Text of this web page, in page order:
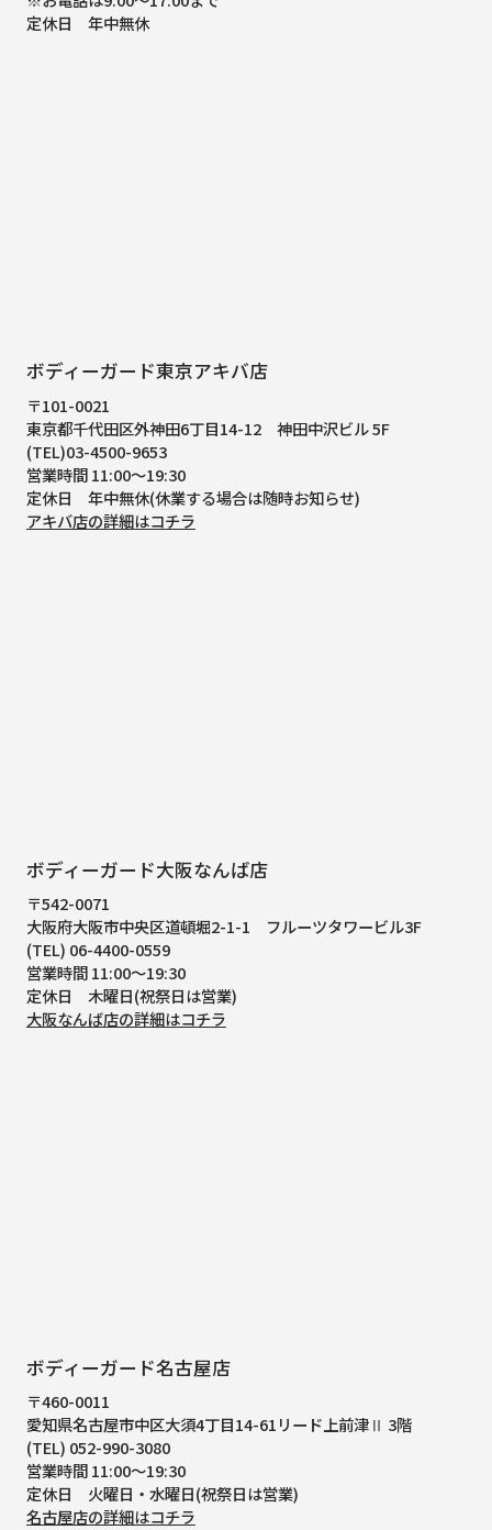
定休日 年中無休
ボディーガード東京アキバ店
〒101-0021
東京都千代田区外神田6丁目14-12 神田中沢ビル 5F
(TEL)03-4500-9653
営業時間 11:00～19:30
定休日 年中無休(休業する場合は随時お知らせ)
アキバ店の詳細はコチラ
ボディーガード大阪なんば店
〒542-0071
大阪府大阪市中央区道頓堀2-1-1
フルーツタワービル3F
(TEL) 06-4400-0559
営業時間 11:00～19:30
定休日 木曜日(祝祭日は営業)
大阪なんば店の詳細はコチラ
ボディーガード名古屋店
〒460-0011
愛知県名古屋市中区大須4丁目14-61リード上前津Ⅱ 3階
(TEL) 052-990-3080
営業時間 11:00～19:30
定休日 火曜日・水曜日(祝祭日は営業)
名古屋店の詳細はコチラ